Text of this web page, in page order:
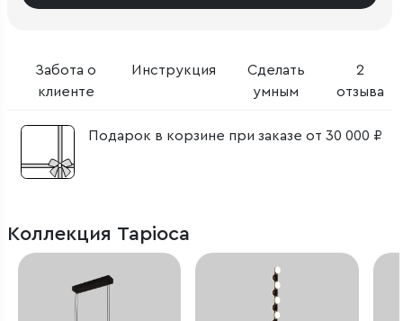
Забота о
клиенте
Инструкция
Сделать
умным
2
отзыва
Подарок в корзине при заказе от 30 000 ₽
Коллекция Tapioca